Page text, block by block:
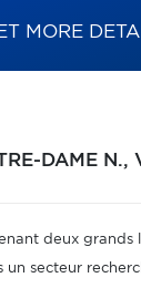
MORE
DAME N.,
deux grands
un secteur